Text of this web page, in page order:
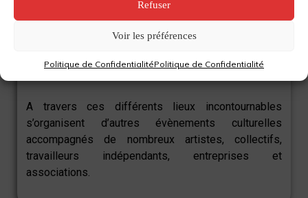
Refuser
Voir les préférences
Politique de ConfidentialitéPolitique de Confidentialité
hybrides et alternatifs. En effet, il a occupé Chez
Mémé entre 2015 et 2018 dans le quartier Gambetta,
aujourd’hui occupeL’archipeldepuis 2016 dans le
depuis 2020 dans le quartier de la Placette.
A travers ces différents lieux incontournables
s’organisent d’autres évènements culturelles
accompagnés de nombreux artistes, collectifs,
travailleurs indépendants, entreprises et
associations.